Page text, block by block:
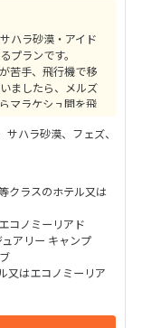
ハラ砂漠・アイド
プランです。
苦手、飛行機で移
ましたら、メルズ
マラケシュ間を飛
ハラ砂漠、フェズ、
クラスのホテル又は
コノミーリアド
アリー キャンプ
又はエコノミーリア